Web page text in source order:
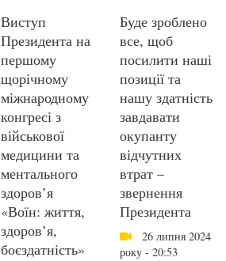
Виступ
Президента на
першому
щорічному
міжнародному
конгресі з
військової
медицини та
ментального
здоров’я
«Воїн: життя,
здоров’я,
боєздатність»
Буде зроблено
все, щоб
посилити наші
позиції та
нашу здатність
завдавати
окупанту
відчутних
втрат –
звернення
Президента
26 липня 2024
року - 20:53